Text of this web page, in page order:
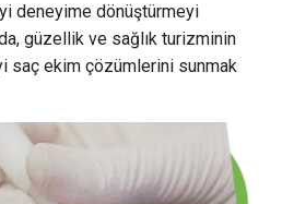
deneyime dönüştürmeyi
güzellik ve sağlık turizminin
saç ekim çözümlerini sunmak